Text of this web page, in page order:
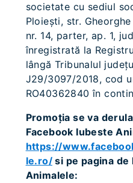
societate cu sediul
Ploiești, str.
nr. 14, parter, ap. 1,
înregistrată la
lângă Tribunalul
J29/3097/2018, cod
RO40362840 în
Promoția se va
Facebook Iubeste
https://
le.ro/si pe pagina de
Animalele: